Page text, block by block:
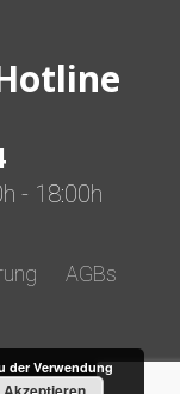
- 18:00h
AGBs
der Verwendung